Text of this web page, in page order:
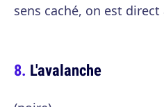
sens caché, on est
L'avalanche